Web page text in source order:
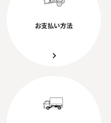
お支払い方法